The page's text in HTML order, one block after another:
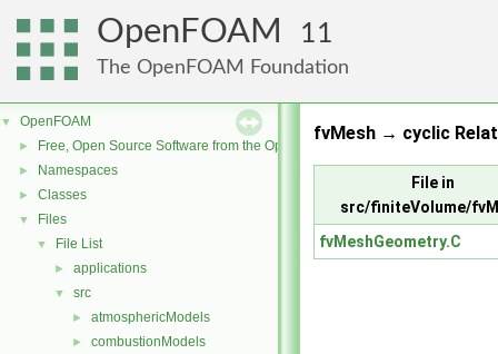
OpenFOAM 11
The OpenFOAM Foundation
▼ OpenFOAM
► Free, Open Source Software from the OpenFOAM Foundation
► Namespaces
► Classes
▼ Files
▼ File List
► applications
▼ src
► atmosphericModels
► combustionModels
fvMesh → cyclic
File in
src/finiteVolume/
fvMeshGeometry.C